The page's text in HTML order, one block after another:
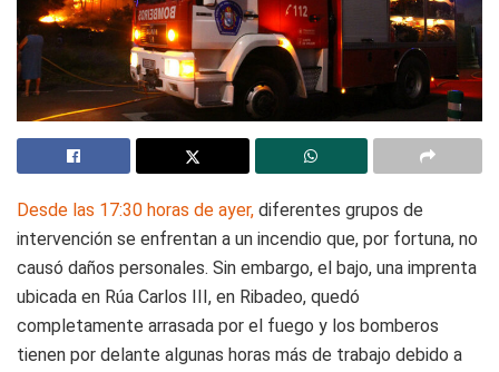
Desde las 17:30 horas de ayer, diferentes grupos de
intervención se enfrentan a un incendio que, por fortuna, no
causó daños personales. Sin embargo, el bajo, una imprenta
ubicada en Rúa Carlos III, en Ribadeo, quedó
completamente arrasada por el fuego y los bomberos
tienen por delante algunas horas más de trabajo debido a